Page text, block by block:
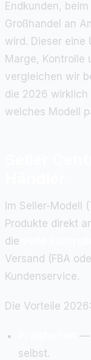
Endkunden,
Großhandel an
wird. Dieser
Marge, Kontrolle
vergleichen wir
die 2026
welches Modell
Im Seller-Modell
Produkte direkt
die
Versand (FBA
Kundenservice.
Die Vorteile 2026:
—
selbst.